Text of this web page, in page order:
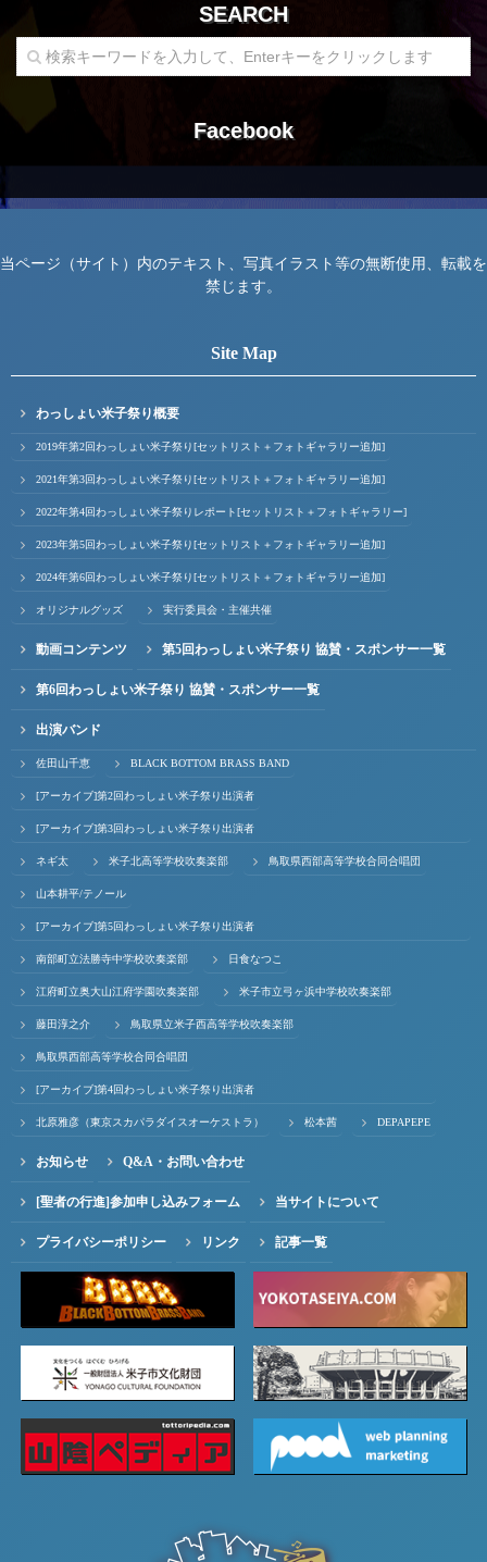
SEARCH
Facebook
当ページ（サイト）内のテキスト、写真イラスト等の無断使用、転載を
禁じます。
Site Map
わっしょい米子祭り概要
2019年第2回わっしょい米子祭り[セットリスト＋フォトギャラリー追加]
2021年第3回わっしょい米子祭り[セットリスト＋フォトギャラリー追加]
2022年第4回わっしょい米子祭りレポート[セットリスト＋フォトギャラリー]
2023年第5回わっしょい米子祭り[セットリスト＋フォトギャラリー追加]
2024年第6回わっしょい米子祭り[セットリスト＋フォトギャラリー追加]
オリジナルグッズ 実行委員会・主催共催
動画コンテンツ 第5回わっしょい米子祭り 協賛・スポンサー一覧
第6回わっしょい米子祭り 協賛・スポンサー一覧
出演バンド
佐田山千恵 BLACK BOTTOM BRASS BAND
[アーカイブ]第2回わっしょい米子祭り出演者
[アーカイブ]第3回わっしょい米子祭り出演者
ネギ太 米子北高等学校吹奏楽部 鳥取県西部高等学校合同合唱団
山本耕平/テノール
[アーカイブ]第5回わっしょい米子祭り出演者
南部町立法勝寺中学校吹奏楽部 日食なつこ
江府町立奥大山江府学園吹奏楽部 米子市立弓ヶ浜中学校吹奏楽部
藤田淳之介 鳥取県立米子西高等学校吹奏楽部
鳥取県西部高等学校合同合唱団
[アーカイブ]第4回わっしょい米子祭り出演者
北原雅彦（東京スカパラダイスオーケストラ） 松本茜 DEPAPEPE
お知らせ Q&A・お問い合わせ
[聖者の行進]参加申し込みフォーム 当サイトについて
プライバシーポリシー リンク 記事一覧